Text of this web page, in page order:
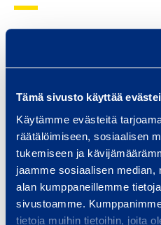
Tämä sivusto käyttää
Käytämme evästeitä
räätälöimiseen, sosiaalisen
tukemiseen ja
jaamme sosiaalisen median,
alan kumppaneillemme
sivustoamme.
tietoja muihin tietoihin, joita
t
l
O
c
e
Steel Office
T20'
CONTAINEX